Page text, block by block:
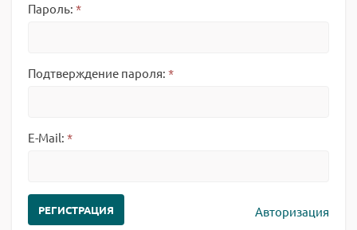
Пароль: *
Подтверждение пароля: *
E-Mail: *
Авторизация